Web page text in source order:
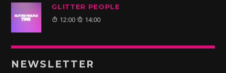
GLITTER PEOPLE
12:00 14:00
NEWSLETTER